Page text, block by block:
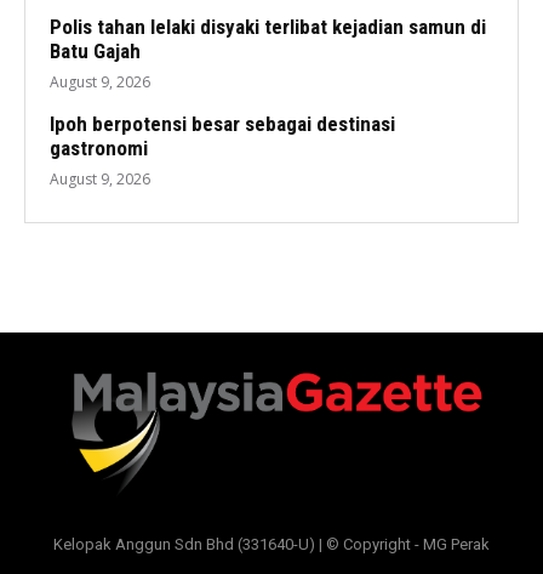
Polis tahan lelaki disyaki terlibat kejadian samun di
Batu Gajah
August 9, 2026
Ipoh berpotensi besar sebagai destinasi
gastronomi
August 9, 2026
Kelopak Anggun Sdn Bhd (331640-U) | © Copyright - MG Perak